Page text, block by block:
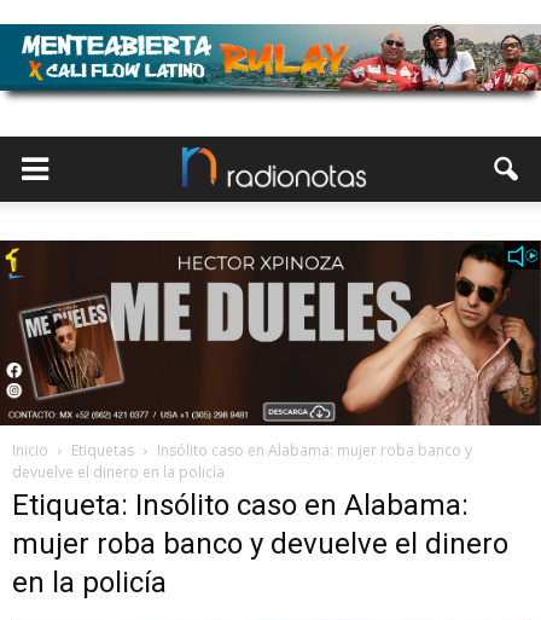
Inicio Etiquetas
Insólito caso en Alabama: mujer roba banco y
devuelve el dinero en la policía
Etiqueta: Insólito caso en Alabama:
mujer roba banco y devuelve el dinero
en la policía